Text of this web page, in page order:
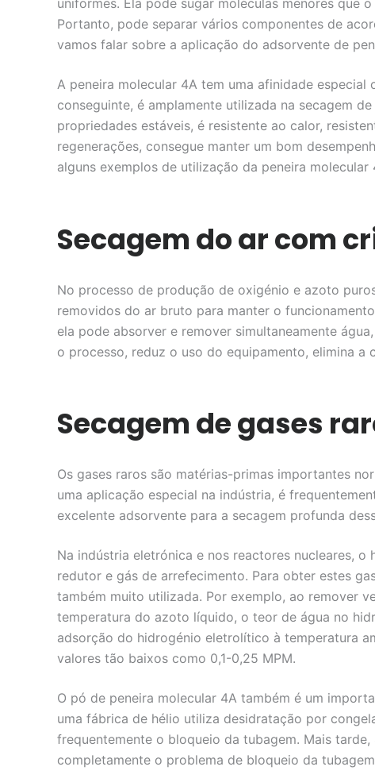
uniformes. Ela pode sugar moléculas menores que
Portanto, pode separar vários componentes de
vamos falar sobre a aplicação do adsorvente de
A peneira molecular 4A tem uma afinidade
conseguinte, é amplamente utilizada na secagem
propriedades estáveis, é resistente ao calor,
regenerações, consegue manter um bom
alguns exemplos de utilização da peneira molecular
Secagem do ar com
No processo de produção de oxigénio e azoto
removidos do ar bruto para manter o
ela pode absorver e remover simultaneamente
o processo, reduz o uso do equipamento, elimina a
Secagem de gases
Os gases raros são matérias-primas importantes
uma aplicação especial na indústria, é
excelente adsorvente para a secagem profunda
Na indústria eletrónica e nos reactores nucleares,
redutor e gás de arrefecimento. Para obter estes
também muito utilizada. Por exemplo, ao remover
temperatura do azoto líquido, o teor de água no
adsorção do hidrogénio eletrolítico à temperatura
valores tão baixos como 0,1-0,25 MPM.
O pó de peneira molecular 4A também é um
uma fábrica de hélio utiliza desidratação por
frequentemente o bloqueio da tubagem. Mais
completamente o problema de bloqueio da